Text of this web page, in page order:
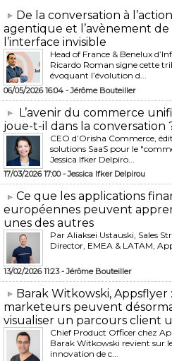
​De la conversation à l’action
agentique et l’avènement de
l’interface invisible
Head of France & Benelux
Ricardo Roman signe cette
évoquant l’évolution d...
06/05/2026 16:04 -Jérôme Bouteiller
L’avenir du commerce
joue-t-il dans la conversation
CEO d’Orisha Commerce,
solutions SaaS pour le
Jessica Ifker Delpiro...
17/03/2026 17:00 -Jessica Ifker Delpirou
​Ce que les applications
européennes peuvent
unes des autres
Par Aliaksei Ustauski, Sales
Director, EMEA & LATAM,
13/02/2026 11:23 -Jérôme Bouteiller
​Barak Witkowski, Appsflyer
marketeurs peuvent
visualiser un parcours client
Chief Product Officer chez
Barak Witkowski revient sur
innovation de c...